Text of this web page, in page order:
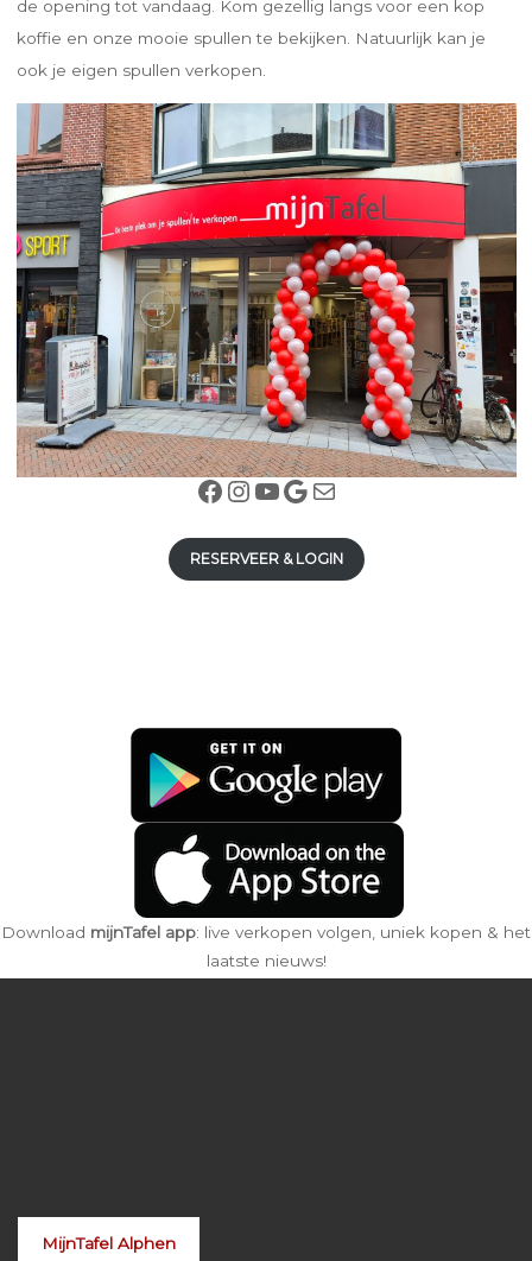
de opening tot vandaag. Kom gezellig langs voor een kop
koffie en onze mooie spullen te bekijken. Natuurlijk kan je
ook je eigen spullen verkopen.
Facebook
Instagram
YouTube
Google
E-mail
RESERVEER & LOGIN
Download mijnTafel app: live verkopen volgen, uniek kopen & het
laatste nieuws!
MijnTafel Alphen